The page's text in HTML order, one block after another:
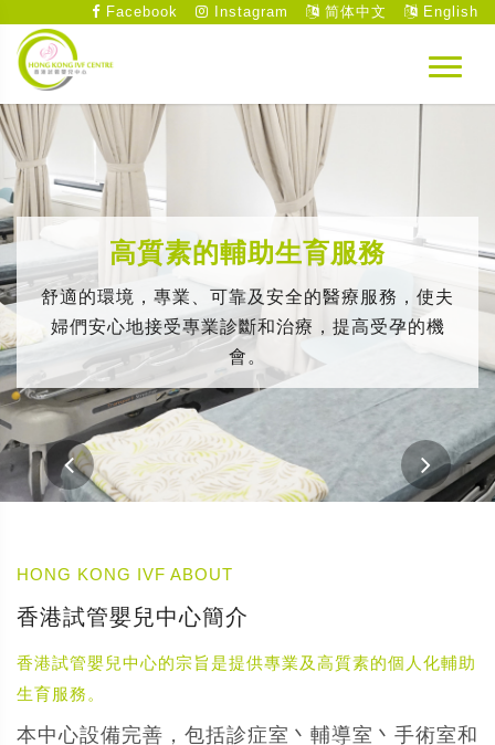
Facebook Instagram 简体中文 English
高質素的輔助生育服務
舒適的環境，專業、可靠及安全的醫療服務，使夫
婦們安心地接受專業診斷和治療，提高受孕的機
會。
HONG KONG IVF ABOUT
香港試管嬰兒中心簡介
香港試管嬰兒中心的宗旨是提供專業及高質素的個人化輔助
生育服務。
本中心設備完善，包括診症室丶輔導室丶手術室和